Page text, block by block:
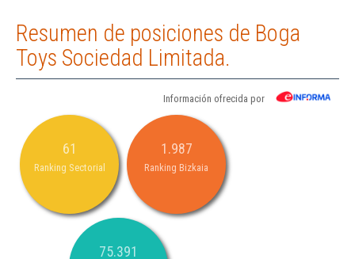
Resumen de posiciones de Boga
Toys Sociedad Limitada.
Información ofrecida por
61
Ranking Sectorial
1.987
Ranking Bizkaia
75.391